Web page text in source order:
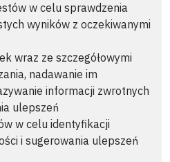
w celu sprawdzenia
wyników z oczekiwanymi
wraz ze szczegółowymi
nadawanie im
informacji zwrotnych
ulepszeń
w celu identyfikacji
i sugerowania ulepszeń